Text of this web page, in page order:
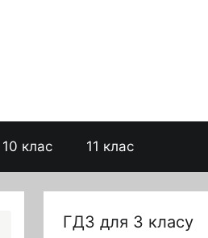
10 клас 11 клас
ГДЗ для 3 класу